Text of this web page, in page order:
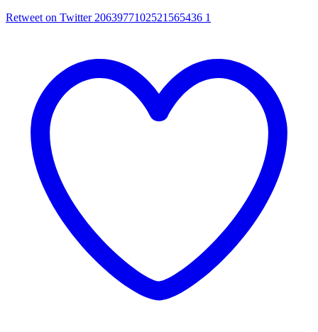
Retweet on Twitter 2063977102521565436 1